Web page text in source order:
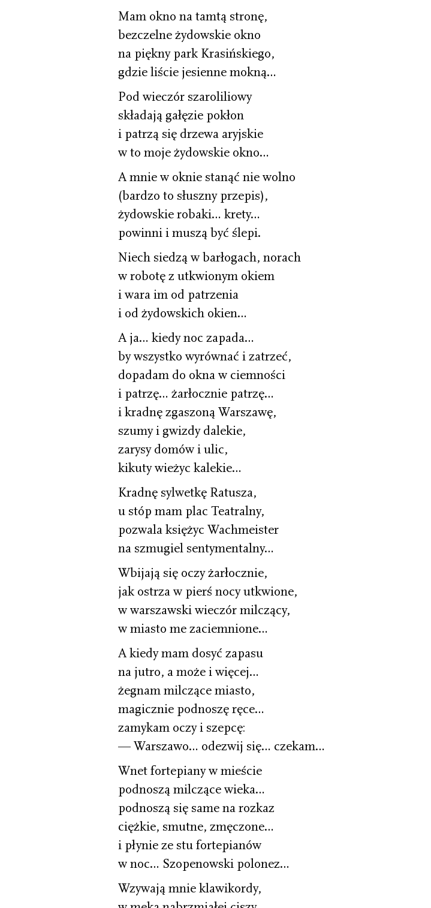
Mam okno na tamtą stronę,
bezczelne żydowskie okno
na piękny park Krasińskiego,
gdzie liście jesienne mokną…
Pod wieczór szaroliliowy
składają gałęzie pokłon
i patrzą się drzewa aryjskie
w to moje żydowskie okno…
A mnie w oknie stanąć nie wolno
(bardzo to słuszny przepis),
żydowskie robaki… krety…
powinni i muszą być ślepi.
Niech siedzą w barłogach, norach
w robotę z utkwionym okiem
i wara im od patrzenia
i od żydowskich okien…
A ja… kiedy noc zapada…
by wszystko wyrównać i zatrzeć,
dopadam do okna w ciemności
i patrzę… żarłocznie patrzę…
i kradnę zgaszoną Warszawę,
szumy i gwizdy dalekie,
zarysy domów i ulic,
kikuty wieżyc kalekie…
Kradnę sylwetkę Ratusza,
u stóp mam plac Teatralny,
pozwala księżyc Wachmeister
na szmugiel sentymentalny…
Wbijają się oczy żarłocznie,
jak ostrza w pierś nocy utkwione,
w warszawski wieczór milczący,
w miasto me zaciemnione…
A kiedy mam dosyć zapasu
na jutro, a może i więcej…
żegnam milczące miasto,
magicznie podnoszę ręce…
zamykam oczy i szepcę:
— Warszawo… odezwij się… czekam…
Wnet fortepiany w mieście
podnoszą milczące wieka…
podnoszą się same na rozkaz
ciężkie, smutne, zmęczone…
i płynie ze stu fortepianów
w noc… Szopenowski polonez…
Wzywają mnie klawikordy,